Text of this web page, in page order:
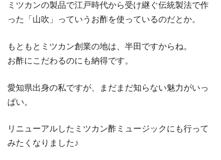
ミツカンの製品で江戸時代から受け継ぐ伝統製法で作
った「山吹」っていうお酢を使っているのだとか。
もともとミツカン創業の地は、半田ですからね。
お酢にこだわるのにも納得です。
愛知県出身の私ですが、まだまだ知らない魅力がいっ
ぱい。
リニューアルしたミツカン酢ミュージックにも行って
みたくなりました♪